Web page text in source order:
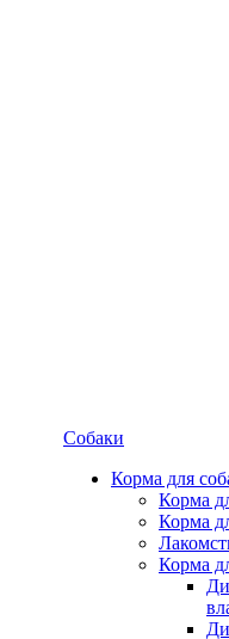
Собаки
Корма для
Корма
Корма
Корма